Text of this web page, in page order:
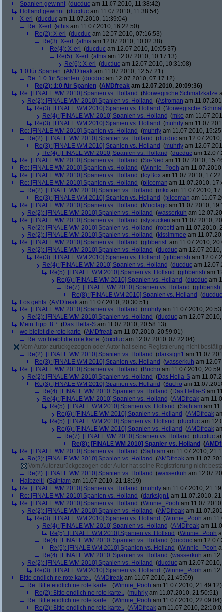
Spanien gewinnt (ducduc am 11.07.2010, 11:38:42)
Holland gewinnt (ducduc am 11.07.2010, 11:38:54)
X-erl
(ducduc am 11.07.2010, 11:39:04)
Re: X-erl
(athis am 11.07.2010, 16:22:50)
Re(2): X-erl
(ducduc am 12.07.2010, 07:16:53)
Re(3): X-erl
(athis am 12.07.2010, 10:02:38)
Re(4): X-erl
(ducduc am 12.07.2010, 10:05:37)
Re(5): X-erl
(athis am 12.07.2010, 10:17:13)
Re(6): X-erl
(ducduc am 12.07.2010, 10:31:08)
1:0 für Spanien (AMDfreak am 11.07.2010, 12:57:21)
Re: 1:0 für Spanien (ducduc am 12.07.2010, 07:17:12)
Re(2): 1:0 für Spanien (AMDfreak am 12.07.2010, 20:09:36)
Re: [FINALE WM 2010] Spanien vs. Holland (Norwegische Schmalzkatze
Re(2): [FINALE WM 2010] Spanien vs. Holland (Astroman am
Re(3): [FINALE WM 2010] Spanien vs. Holland (Norwegische
Re(4): [FINALE WM 2010] Spanien vs. Holland (mko am
Re(3): [FINALE WM 2010] Spanien vs. Holland (muhrly am
Re: [FINALE WM 2010] Spanien vs. Holland (muhrly am 11.07.2010,
Re(2): [FINALE WM 2010] Spanien vs. Holland (ducduc am
Re(3): [FINALE WM 2010] Spanien vs. Holland (muhrly am
Re(4): [FINALE WM 2010] Spanien vs. Holland (ducduc am
Re: [FINALE WM 2010] Spanien vs. Holland (So-Ned am 11.07.2010,
Re: [FINALE WM 2010] Spanien vs. Holland (Winnie_Pooh am
Re: [FINALE WM 2010] Spanien vs. Holland ( IcyBox am 11.07.2010,
Re: [FINALE WM 2010] Spanien vs. Holland (piiceman am 11.07.2010,
Re(2): [FINALE WM 2010] Spanien vs. Holland (mko am 11.07.2010,
Re(3): [FINALE WM 2010] Spanien vs. Holland (piiceman am
Re: [FINALE WM 2010] Spanien vs. Holland (Mucilago am 11.07.2010,
Re(2): [FINALE WM 2010] Spanien vs. Holland (wasserkuh am
Re: [FINALE WM 2010] Spanien vs. Holland (sly.sucken am 11.07.2010,
Re(2): [FINALE WM 2010] Spanien vs. Holland (robotti am 11.07.2010,
Re(2): [FINALE WM 2010] Spanien vs. Holland (kissimmee am
Re: [FINALE WM 2010] Spanien vs. Holland (gibberish am 11.07.2010,
Re(2): [FINALE WM 2010] Spanien vs. Holland (ducduc am
Re(3): [FINALE WM 2010] Spanien vs. Holland (gibberish am
Re(4): [FINALE WM 2010] Spanien vs. Holland (ducduc am
Re(5): [FINALE WM 2010] Spanien vs. Holland (gibberish am
Re(6): [FINALE WM 2010] Spanien vs. Holland (ducduc am
Re(7): [FINALE WM 2010] Spanien vs. Holland (gibberish
Re(8): [FINALE WM 2010] Spanien vs. Holland (ducduc
Los gehts (AMDfreak am 11.07.2010, 20:30:51)
Re: [FINALE WM 2010] Spanien vs. Holland (muhrly am 11.07.2010,
Re(2): [FINALE WM 2010] Spanien vs. Holland (ducduc am
Mein Tipp: 8:7 (Das Hella-S am 11.07.2010, 20:58:13)
wo bleibt die rote karte (AMDfreak am 11.07.2010, 20:59:01)
Re: wo bleibt die rote karte (ducduc am 12.07.2010, 07:22:04)
Vom Autor zurückgezogen oder Autor hat seine Registrierung nicht
Re(2): [FINALE WM 2010] Spanien vs. Holland (darksign1 am
Re(3): [FINALE WM 2010] Spanien vs. Holland (wasserkuh am
Re: [FINALE WM 2010] Spanien vs. Holland (Bucho am 11.07.2010,
Re(2): [FINALE WM 2010] Spanien vs. Holland (Das Hella-S am
Re(3): [FINALE WM 2010] Spanien vs. Holland (Bucho am
Re(4): [FINALE WM 2010] Spanien vs. Holland (Das Hella-S am
Re(4): [FINALE WM 2010] Spanien vs. Holland (AMDfreak am
Re(5): [FINALE WM 2010] Spanien vs. Holland (Sajhtam am
Re(6): [FINALE WM 2010] Spanien vs. Holland (AMDfreak
Re(5): [FINALE WM 2010] Spanien vs. Holland (ducduc am
Re(6): [FINALE WM 2010] Spanien vs. Holland (AMDfreak
Re(7): [FINALE WM 2010] Spanien vs. Holland (ducduc
Re(8): [FINALE WM 2010] Spanien vs. Holland (
Re: [FINALE WM 2010] Spanien vs. Holland (Sajhtam am 11.07.2010,
Re(2): [FINALE WM 2010] Spanien vs. Holland (AMDfreak am
Vom Autor zurückgezogen oder Autor hat seine Registrierung nicht
Re(2): [FINALE WM 2010] Spanien vs. Holland (wasserkuh am
Halbzeit! (Sajhtam am 11.07.2010, 21:18:19)
Re: [FINALE WM 2010] Spanien vs. Holland (muhrly am 11.07.2010,
Re: [FINALE WM 2010] Spanien vs. Holland (darksign1 am 11.07.2010,
Re: [FINALE WM 2010] Spanien vs. Holland (Winnie_Pooh am
Re(2): [FINALE WM 2010] Spanien vs. Holland (AMDfreak am
Re(3): [FINALE WM 2010] Spanien vs. Holland (Winnie_Pooh am
Re(4): [FINALE WM 2010] Spanien vs. Holland (AMDfreak am
Re(5): [FINALE WM 2010] Spanien vs. Holland (Winnie_Pooh
Re(4): [FINALE WM 2010] Spanien vs. Holland (ducduc am
Re(5): [FINALE WM 2010] Spanien vs. Holland (Winnie_Pooh
Re(4): [FINALE WM 2010] Spanien vs. Holland (wasserkuh am
Re(2): [FINALE WM 2010] Spanien vs. Holland (ducduc am
Re(3): [FINALE WM 2010] Spanien vs. Holland (Winnie_Pooh am
Bitte endlich ne rote karte.. (AMDfreak am 11.07.2010, 21:45:09)
Re: Bitte endlich ne rote karte.. (Winnie_Pooh am 11.07.2010, 21:49:12)
Re(2): Bitte endlich ne rote karte.. (muhrly am 11.07.2010, 21:50:51)
Re: Bitte endlich ne rote karte.. (Winnie_Pooh am 11.07.2010, 22:09:04)
Re(2): Bitte endlich ne rote karte.. (AMDfreak am 11.07.2010,